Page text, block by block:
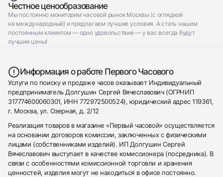
Честное ценообразование
Мы постоянно мониторим часовой рынок Москвы (с оглядкой
на международный) и предлагаем лучшие условия. А стать нашим
постоянным клиентом — одно удовольствие — у вас всегда будут
лучшие цены!
Информация о работе Первого Часового
Услуги по поиску и продаже часов оказывает Индивидуальный
предприниматель Долгушин Сергей Вячеславович (ОГРНИП
317774600060301, ИНН 772972500524), юридический адрес 119361,
г. Москва, ул. Озерная, д. 2/12
Реализация товаров в магазине «Первый часовой» осуществляется
на основании договоров комиссии, заключенных с физическими
лицами (собственниками изделий). ИП Долгушин Сергей
Вячеславович выступает в качестве комиссионера (посредника). В
связи с особенностями комиссионной торговли и хранения
ценностей, изделия могут не находиться в офисе постоянно.